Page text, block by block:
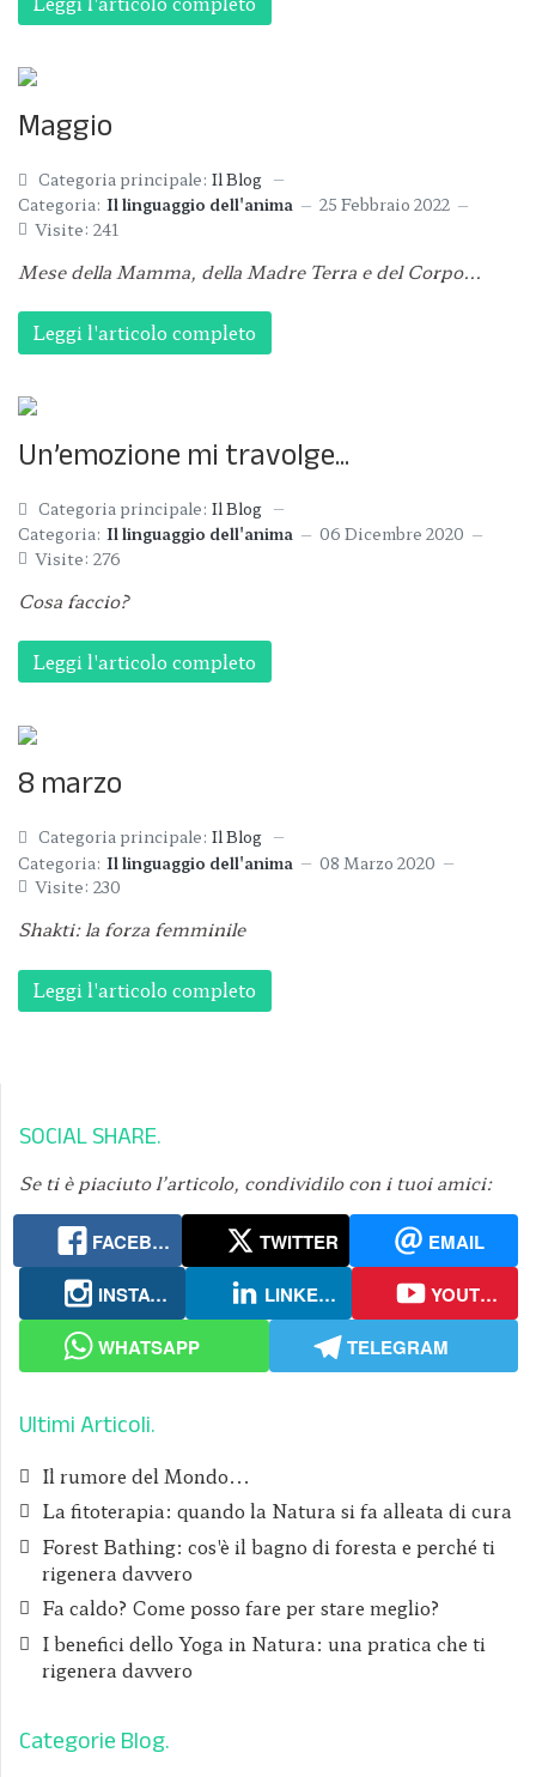
Maggio
Categoria principale: Il Blog
Categoria: Il linguaggio dell'anima
25 Febbraio 2022
Visite: 241
Mese della Mamma, della Madre Terra e del Corpo...
Leggi l'articolo completo
Un’emozione mi travolge...
Categoria principale: Il Blog
Categoria: Il linguaggio dell'anima
06 Dicembre 2020
Visite: 276
Cosa faccio?
Leggi l'articolo completo
8 marzo
Categoria principale: Il Blog
Categoria: Il linguaggio dell'anima
08 Marzo 2020
Visite: 230
Shakti: la forza femminile
Leggi l'articolo completo
SOCIAL SHARE
Se ti è piaciuto l’articolo, condividilo con i tuoi amici:
FACEBOOK TWITTER
EMAIL
INSTAGRAM
LINKEDIN
YOUTUBE
WHATSAPP
TELEGRAM
Ultimi Articoli
Il rumore del Mondo...
La fitoterapia: quando la Natura si fa alleata di cura
Forest Bathing: cos'è il bagno di foresta e perché ti
rigenera davvero
Fa caldo? Come posso fare per stare meglio?
I benefici dello Yoga in Natura: una pratica che ti
rigenera davvero
Categorie Blog